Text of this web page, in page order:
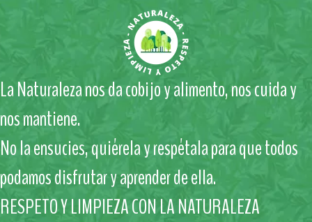
La Naturaleza nos da cobijo y alimento, nos cuida y
nos mantiene.
No la ensucies, quiérela y respétala para que todos
podamos disfrutar y aprender de ella.
RESPETO Y LIMPIEZA CON LA NATURALEZA